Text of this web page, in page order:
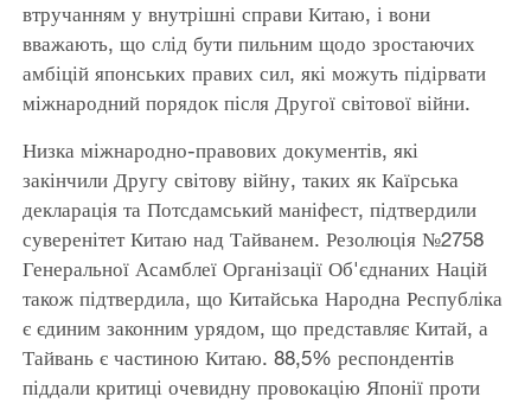
втручанням у внутрішні справи Китаю, і вони
вважають, що слід бути пильним щодо зростаючих
амбіцій японських правих сил, які можуть підірвати
міжнародний порядок після Другої світової війни.
Низка міжнародно-правових документів, які
закінчили Другу світову війну, таких як Каїрська
декларація та Потсдамський маніфест, підтвердили
суверенітет Китаю над Тайванем. Резолюція №2758
Генеральної Асамблеї Організації Об'єднаних Націй
також підтвердила, що Китайська Народна Республіка
є єдиним законним урядом, що представляє Китай, а
Тайвань є частиною Китаю. 88,5% респондентів
піддали критиці очевидну провокацію Японії проти